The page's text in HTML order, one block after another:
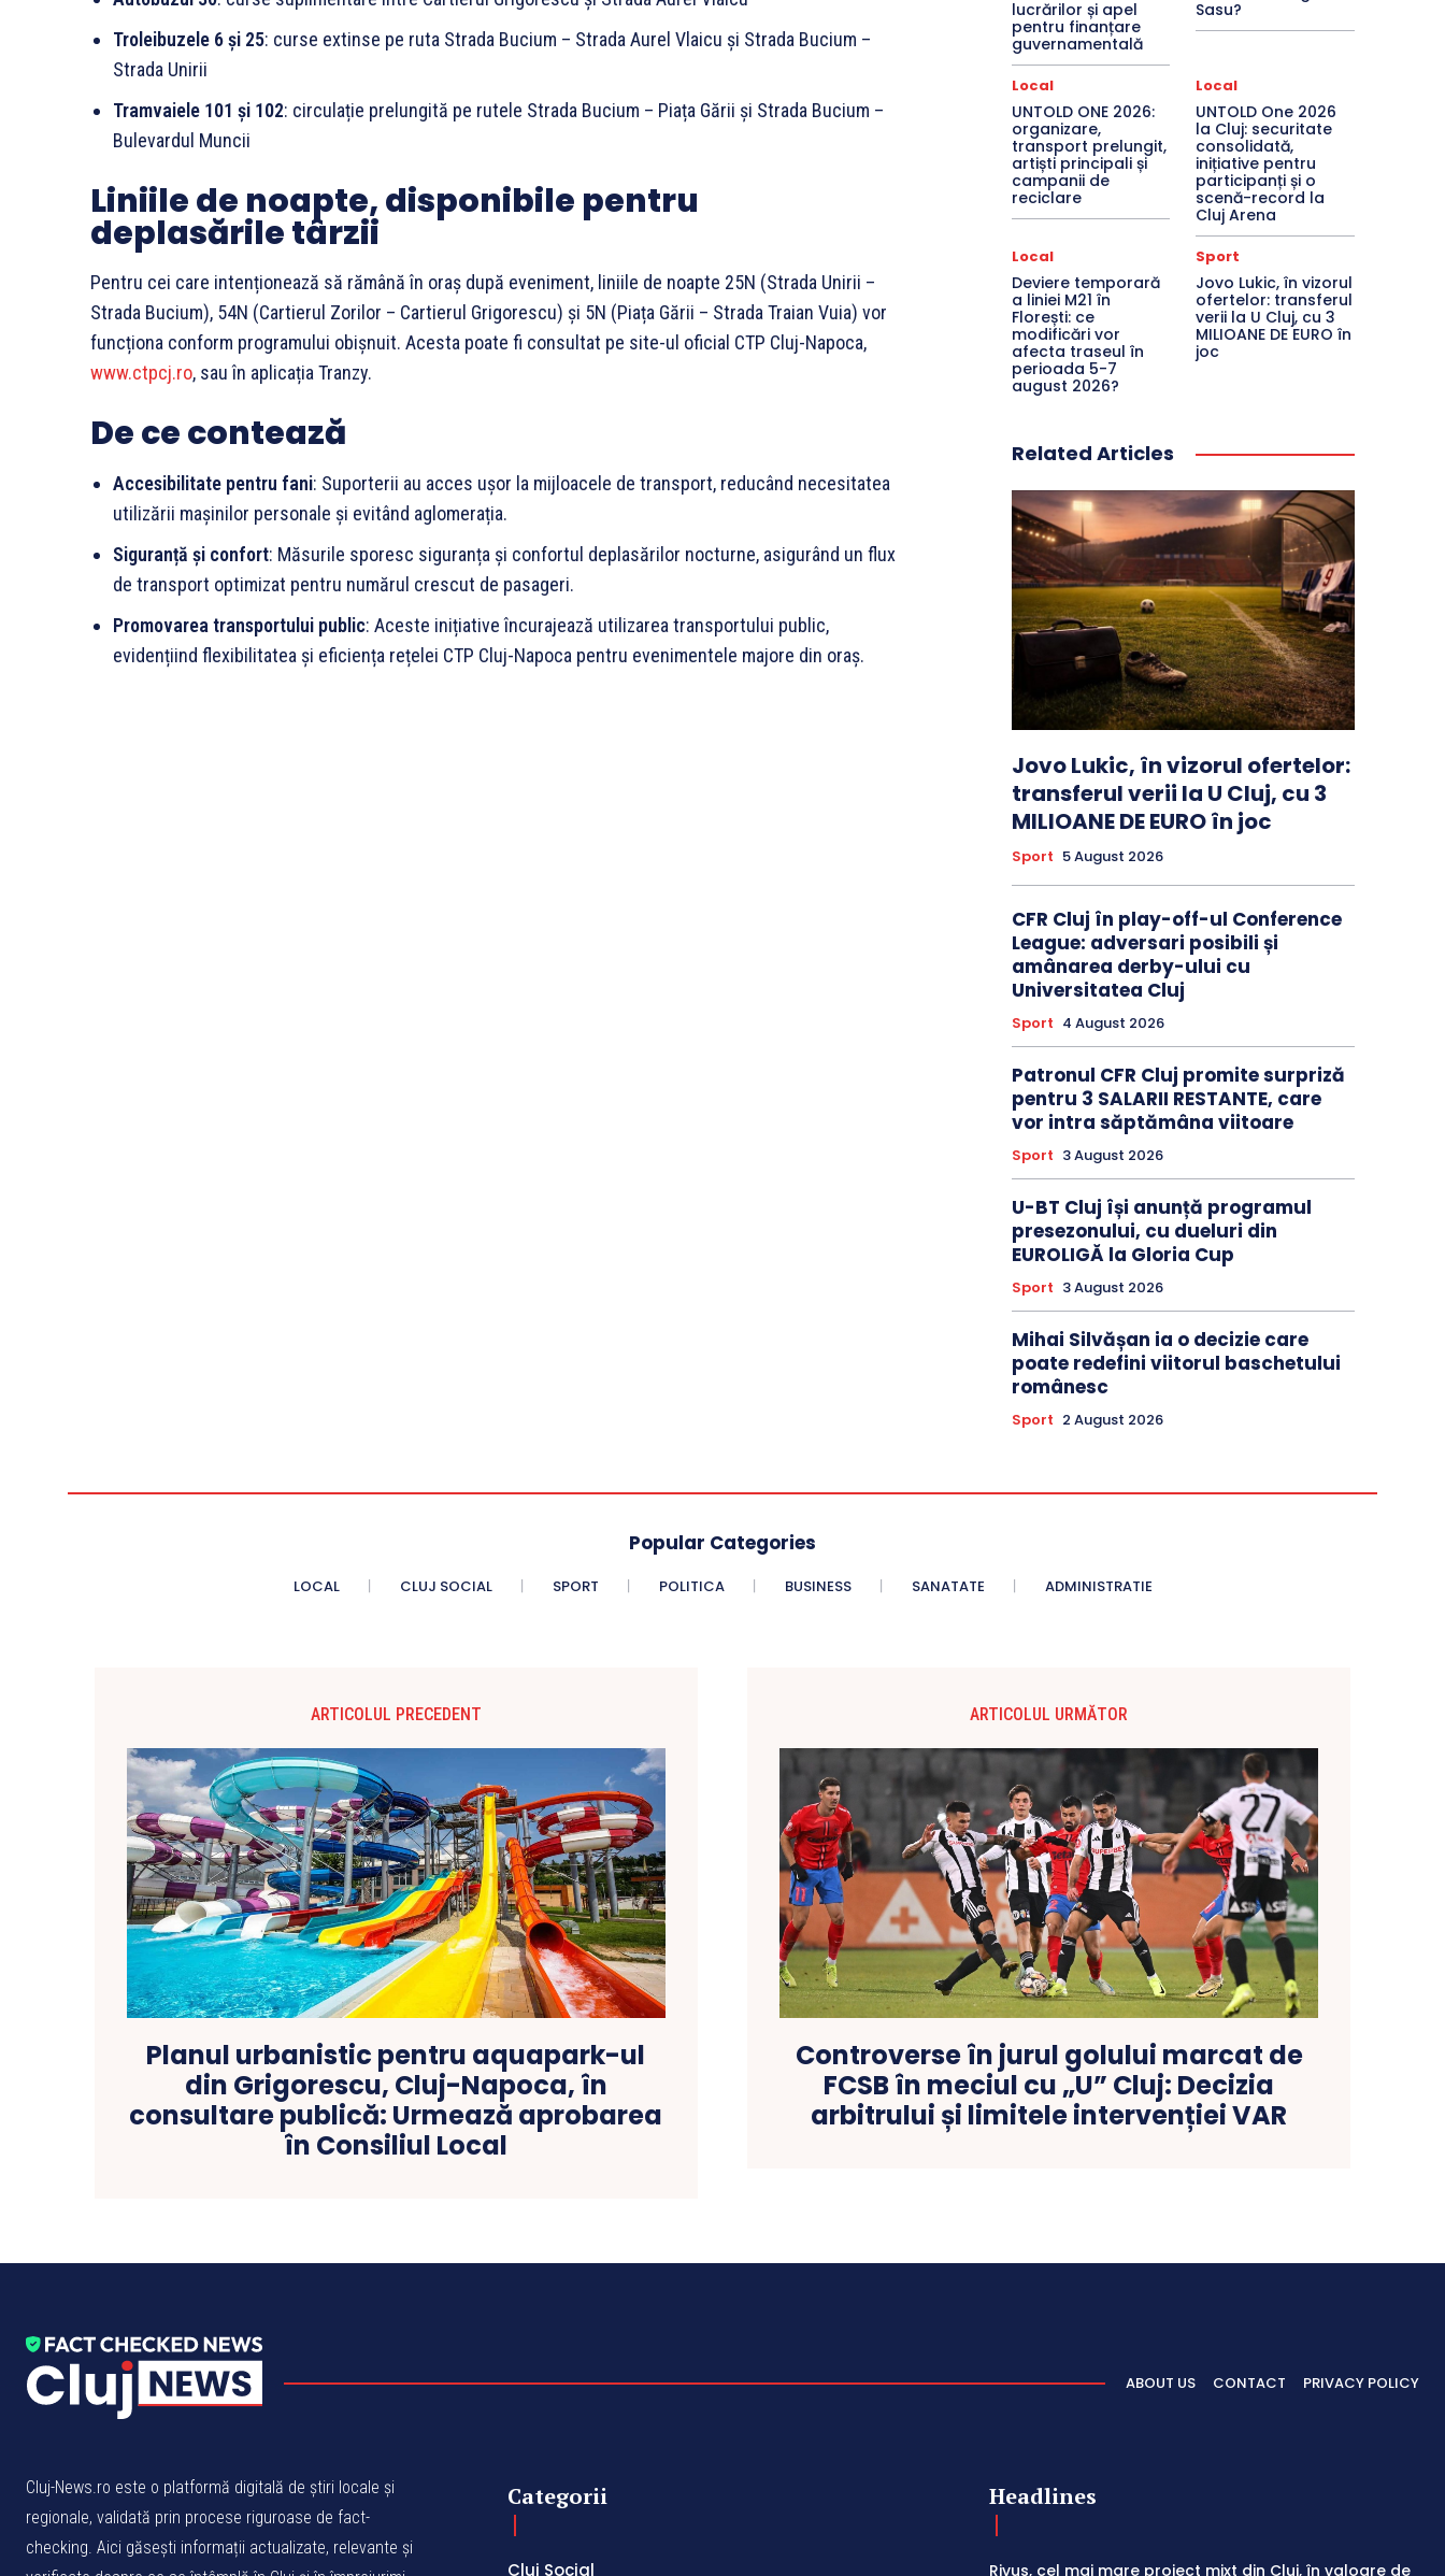
Troleibuzele 6 și 25: curse extinse pe ruta Strada Bucium – Strada Aurel Vlaicu și Strada Bucium –
Strada Unirii
Tramvaiele 101 și 102: circulație prelungită pe rutele Strada Bucium – Piața Gării și Strada Bucium –
Bulevardul Muncii
Liniile de noapte, disponibile pentru
deplasările târzii
Pentru cei care intenționează să rămână în oraș după eveniment, liniile de noapte 25N (Strada Unirii –
Strada Bucium), 54N (Cartierul Zorilor – Cartierul Grigorescu) și 5N (Piața Gării – Strada Traian Vuia) vor
funcționa conform programului obișnuit. Acesta poate fi consultat pe site-ul oficial CTP Cluj-Napoca,
www.ctpcj.ro, sau în aplicația Tranzy.
De ce contează
Accesibilitate pentru fani: Suporterii au acces ușor la mijloacele de transport, reducând necesitatea
utilizării mașinilor personale și evitând aglomerația.
Siguranță și confort: Măsurile sporesc siguranța și confortul deplasărilor nocturne, asigurând un flux
de transport optimizat pentru numărul crescut de pasageri.
Promovarea transportului public: Aceste inițiative încurajează utilizarea transportului public,
evidențiind flexibilitatea și eficiența rețelei CTP Cluj-Napoca pentru evenimentele majore din oraș.
lucrărilor și apel
pentru finanțare
guvernamentală
Sasu?
Local
UNTOLD ONE 2026:
organizare,
transport prelungit,
artiști principali și
campanii de
reciclare
Local
UNTOLD One 2026
la Cluj: securitate
consolidată,
inițiative pentru
participanți și o
scenă-record la
Cluj Arena
Local
Deviere temporară
a liniei M21 în
Florești: ce
modificări vor
afecta traseul în
perioada 5-7
august 2026?
Sport
Jovo Lukic, în vizorul
ofertelor: transferul
verii la U Cluj, cu 3
MILIOANE DE EURO în
joc
Related Articles
Jovo Lukic, în vizorul ofertelor:
transferul verii la U Cluj, cu 3
MILIOANE DE EURO în joc
Sport 5 August 2026
CFR Cluj în play-off-ul Conference
League: adversari posibili și
amânarea derby-ului cu
Universitatea Cluj
Sport 4 August 2026
Patronul CFR Cluj promite surpriză
pentru 3 SALARII RESTANTE, care
vor intra săptămâna viitoare
Sport 3 August 2026
U-BT Cluj își anunță programul
presezonului, cu dueluri din
EUROLIGĂ la Gloria Cup
Sport 3 August 2026
Mihai Silvășan ia o decizie care
poate redefini viitorul baschetului
românesc
Sport 2 August 2026
Popular Categories
LOCAL CLUJ SOCIAL SPORT POLITICA BUSINESS SANATATE ADMINISTRATIE
ARTICOLUL PRECEDENT
Planul urbanistic pentru aquapark-ul
din Grigorescu, Cluj-Napoca, în
consultare publică: Urmează aprobarea
în Consiliul Local
ARTICOLUL URMĂTOR
Controverse în jurul golului marcat de
FCSB în meciul cu „U” Cluj: Decizia
arbitrului și limitele intervenției VAR
ABOUT US CONTACT PRIVACY POLICY
Cluj-News.ro este o platformă digitală de știri locale și
regionale, validată prin procese riguroase de fact-
checking. Aici găsești informații actualizate, relevante și
Categorii
Cluj Social
Headlines
Rivus, cel mai mare proiect mixt din Cluj, în valoare de